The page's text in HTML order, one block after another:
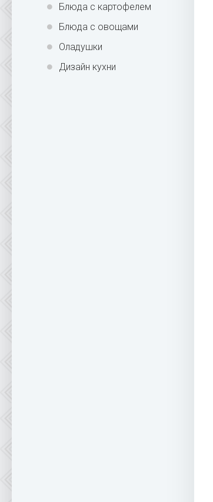
Блюда с картофелем
Блюда с овощами
Оладушки
Дизайн кухни